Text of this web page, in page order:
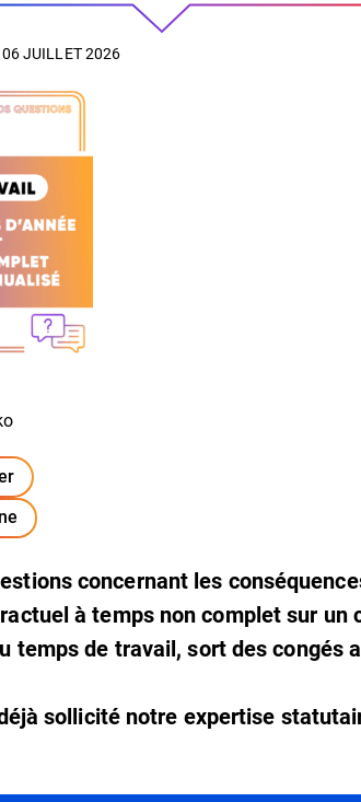
06 JUILLET 2026
dans un nouvel onglet)
concernant les
à temps non complet sur un
temps de travail, sort des congés
sollicité notre expertise